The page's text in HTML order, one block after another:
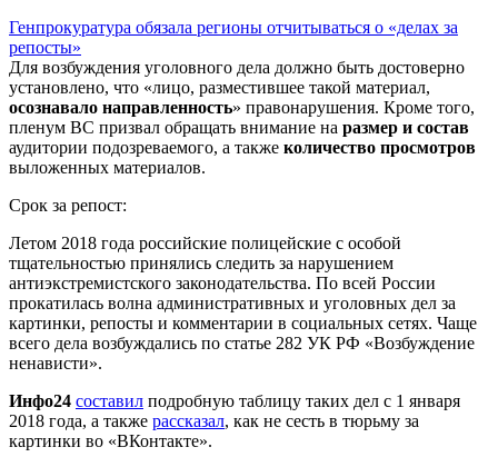
Генпрокуратура обязала регионы отчитываться о «делах за
репосты»
Для возбуждения уголовного дела должно быть достоверно
установлено, что «лицо, разместившее такой материал,
осознавало направленность» правонарушения. Кроме того,
пленум ВС призвал обращать внимание на размер и состав
аудитории подозреваемого, а также количество просмотров
выложенных материалов.
Срок за репост:
Летом 2018 года российские полицейские с особой
тщательностью принялись следить за нарушением
антиэкстремистского законодательства. По всей России
прокатилась волна административных и уголовных дел за
картинки, репосты и комментарии в социальных сетях. Чаще
всего дела возбуждались по статье 282 УК РФ «Возбуждение
ненависти».
Инфо24 составил подробную таблицу таких дел с 1 января
2018 года, а также рассказал, как не сесть в тюрьму за
картинки во «ВКонтакте».